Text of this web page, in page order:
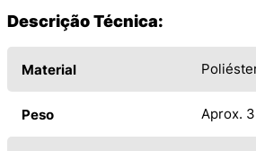
Descrição Técnica:
Material
Peso Aprox.